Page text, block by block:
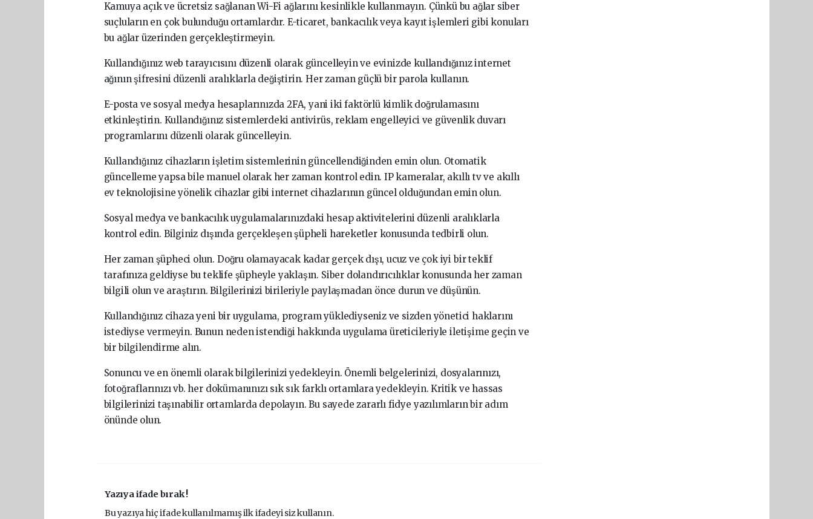
Kamuya açık ve ücretsiz sağlanan Wi-Fi ağlarını kesinlikle kullanmayın. Çünkü bu ağlar siber
suçluların en çok bulunduğu ortamlardır. E-ticaret, bankacılık veya kayıt işlemleri gibi konuları
bu ağlar üzerinden gerçekleştirmeyin.
Kullandığınız web tarayıcısını düzenli olarak güncelleyin ve evinizde kullandığınız internet
ağının şifresini düzenli aralıklarla değiştirin. Her zaman güçlü bir parola kullanın.
E-posta ve sosyal medya hesaplarınızda 2FA, yani iki faktörlü kimlik doğrulamasını
etkinleştirin. Kullandığınız sistemlerdeki antivirüs, reklam engelleyici ve güvenlik duvarı
programlarını düzenli olarak güncelleyin.
Kullandığınız cihazların işletim sistemlerinin güncellendiğinden emin olun. Otomatik
güncelleme yapsa bile manuel olarak her zaman kontrol edin. IP kameralar, akıllı tv ve akıllı
ev teknolojisine yönelik cihazlar gibi internet cihazlarının güncel olduğundan emin olun.
Sosyal medya ve bankacılık uygulamalarınızdaki hesap aktivitelerini düzenli aralıklarla
kontrol edin. Bilginiz dışında gerçekleşen şüpheli hareketler konusunda tedbirli olun.
Her zaman şüpheci olun. Doğru olamayacak kadar gerçek dışı, ucuz ve çok iyi bir teklif
tarafınıza geldiyse bu teklife şüpheyle yaklaşın. Siber dolandırıcılıklar konusunda her zaman
bilgili olun ve araştırın. Bilgilerinizi birileriyle paylaşmadan önce durun ve düşünün.
Kullandığınız cihaza yeni bir uygulama, program yüklediyseniz ve sizden yönetici haklarını
istediyse vermeyin. Bunun neden istendiği hakkında uygulama üreticileriyle iletişime geçin ve
bir bilgilendirme alın.
Sonuncu ve en önemli olarak bilgilerinizi yedekleyin. Önemli belgelerinizi, dosyalarınızı,
fotoğraflarınızı vb. her dokümanınızı sık sık farklı ortamlara yedekleyin. Kritik ve hassas
bilgilerinizi taşınabilir ortamlarda depolayın. Bu sayede zararlı fidye yazılımların bir adım
önünde olun.
Yazıya ifade bırak !
Bu yazıya hiç ifade kullanılmamış ilk ifadeyi siz kullanın.